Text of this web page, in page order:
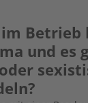
im
und es